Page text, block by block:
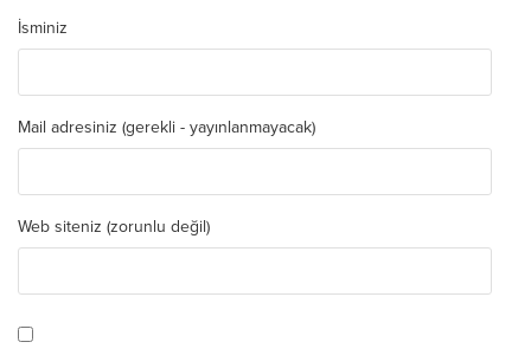
İsminiz
Mail adresiniz (gerekli - yayınlanmayacak)
Web siteniz (zorunlu değil)